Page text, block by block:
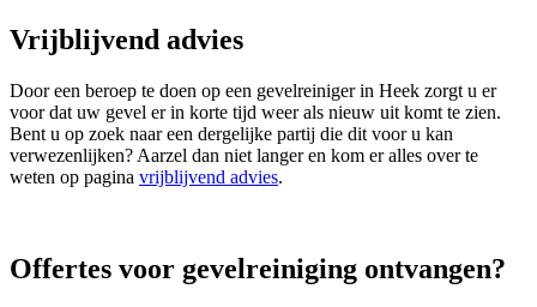
Vrijblijvend advies
Door een beroep te doen op een gevelreiniger in Heek zorgt u er
voor dat uw gevel er in korte tijd weer als nieuw uit komt te zien.
Bent u op zoek naar een dergelijke partij die dit voor u kan
verwezenlijken? Aarzel dan niet langer en kom er alles over te
weten op pagina vrijblijvend advies.
Offertes voor gevelreiniging ontvangen?